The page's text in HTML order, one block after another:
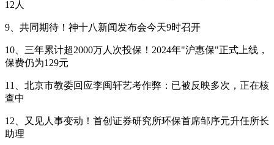
12人
9、共同期待！神十八新闻发布会今天9时召开
10、三年累计超2000万人次投保！2024年"沪惠保"正式上线，
保费仍为129元
11、北京市教委回应李闽轩艺考作弊：已被反映多次，正在核
查中
12、又见人事变动！首创证券研究所环保首席邹序元升任所长
助理